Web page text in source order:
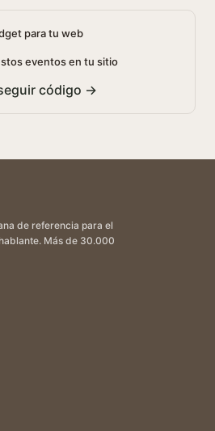
para tu web
eventos en tu sitio
código →
de referencia para el
Más de 30.000